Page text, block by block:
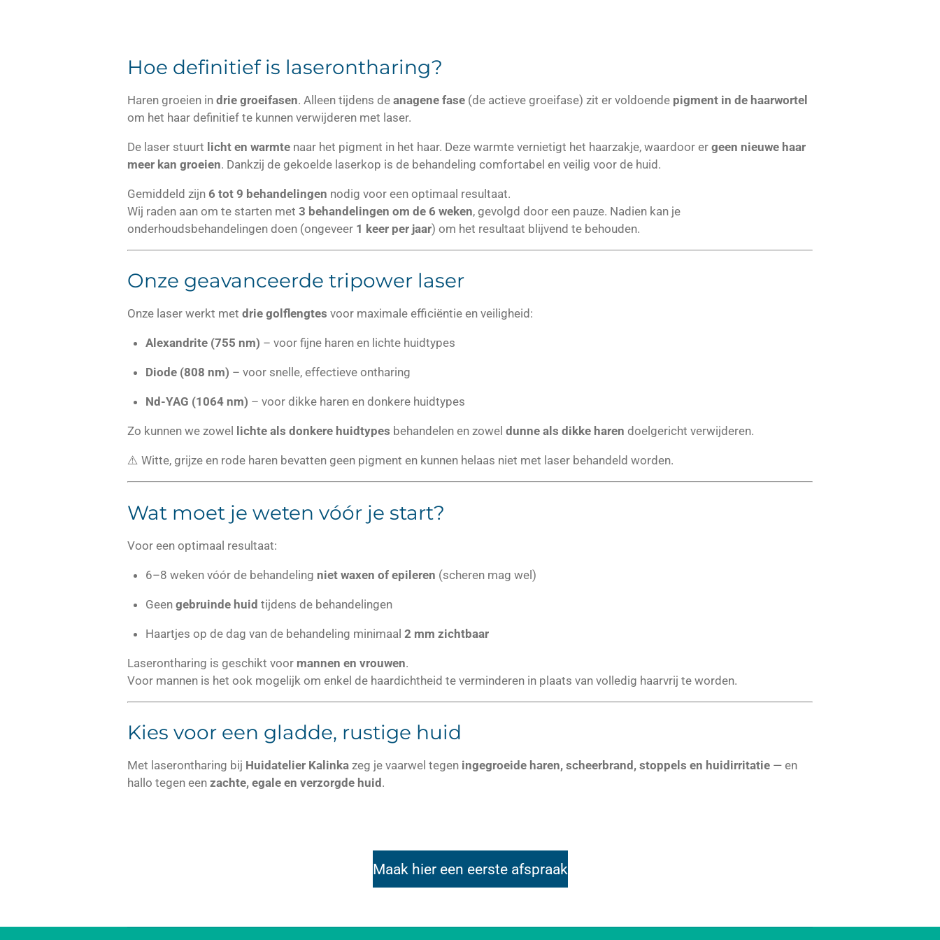
Hoe definitief is laserontharing?
Haren groeien in drie groeifasen. Alleen tijdens de anagene fase (de actieve groeifase) zit er voldoende pigment in de haarwortel
om het haar definitief te kunnen verwijderen met laser.
De laser stuurt licht en warmte naar het pigment in het haar. Deze warmte vernietigt het haarzakje, waardoor er geen nieuwe haar
meer kan groeien. Dankzij de gekoelde laserkop is de behandeling comfortabel en veilig voor de huid.
Gemiddeld zijn 6 tot 9 behandelingen nodig voor een optimaal resultaat.
Wij raden aan om te starten met 3 behandelingen om de 6 weken, gevolgd door een pauze. Nadien kan je
onderhoudsbehandelingen doen (ongeveer 1 keer per jaar) om het resultaat blijvend te behouden.
Onze geavanceerde tripower laser
Onze laser werkt met drie golflengtes voor maximale efficiëntie en veiligheid:
Alexandrite (755 nm) – voor fijne haren en lichte huidtypes
Diode (808 nm) – voor snelle, effectieve ontharing
Nd-YAG (1064 nm) – voor dikke haren en donkere huidtypes
Zo kunnen we zowel lichte als donkere huidtypes behandelen en zowel dunne als dikke haren doelgericht verwijderen.
⚠️ Witte, grijze en rode haren bevatten geen pigment en kunnen helaas niet met laser behandeld worden.
Wat moet je weten vóór je start?
Voor een optimaal resultaat:
6–8 weken vóór de behandeling niet waxen of epileren (scheren mag wel)
Geen gebruinde huid tijdens de behandelingen
Haartjes op de dag van de behandeling minimaal 2 mm zichtbaar
Laserontharing is geschikt voor mannen en vrouwen.
Voor mannen is het ook mogelijk om enkel de haardichtheid te verminderen in plaats van volledig haarvrij te worden.
Kies voor een gladde, rustige huid
Met laserontharing bij Huidatelier Kalinka zeg je vaarwel tegen ingegroeide haren, scheerbrand, stoppels en huidirritatie — en
hallo tegen een zachte, egale en verzorgde huid .
Maak hier een eerste afspraak